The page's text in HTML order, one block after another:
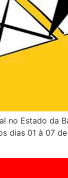
no Estado da
dias 01 à 07